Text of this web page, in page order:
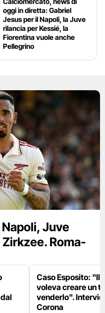
oggi in diretta: Gabriel
Jesus per il Napoli, la Juve
rilancia per Kessié, la
Fiorentina vuole anche
Pellegrino
Juve
Roma-
Caso Esposito: "Il
voleva creare un
venderlo".
Corona